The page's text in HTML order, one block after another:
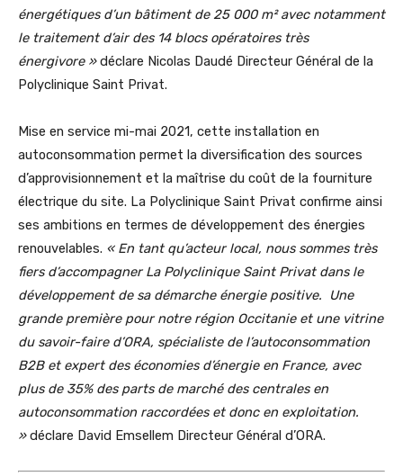
énergétiques d’un bâtiment de 25 000 m² avec notamment
le traitement d’air des 14 blocs opératoires très
énergivore »déclare Nicolas Daudé Directeur Général de la
Polyclinique Saint Privat.
Mise en service mi-mai 2021, cette installation en
autoconsommation permet la diversification des sources
d’approvisionnement et la maîtrise du coût de la fourniture
électrique du site. La Polyclinique Saint Privat confirme ainsi
ses ambitions en termes de développement des énergies
renouvelables. « En tant qu’acteur local, nous sommes très
fiers d’accompagner La Polyclinique Saint Privat dans le
développement de sa démarche énergie positive.
Une
grande première pour notre région Occitanie et une vitrine
du savoir-faire d’ORA, spécialiste de l’autoconsommation
B2B et expert des économies d’énergie en France, avec
plus de 35% des parts de marché des centrales en
autoconsommation raccordées et donc en exploitation.
»déclare David Emsellem Directeur Général d’ORA.